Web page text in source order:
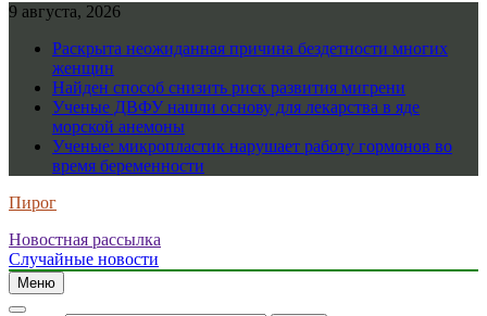
9 августа, 2026
Раскрыта неожиданная причина бездетности многих
женщин
Найден способ снизить риск развития мигрени
Ученые ДВФУ нашли основу для лекарства в яде
морской анемоны
Ученые: микропластик нарушает работу гормонов во
время беременности
Пирог
Новостная рассылка
Случайные новости
Меню